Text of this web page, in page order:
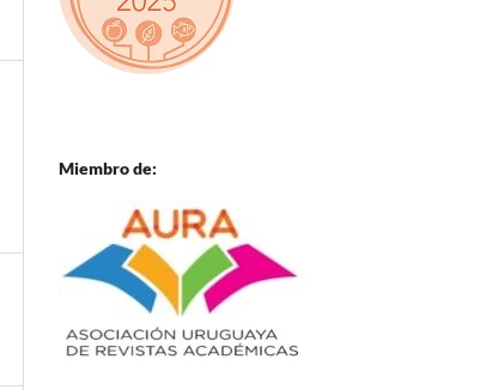
Miembro de: